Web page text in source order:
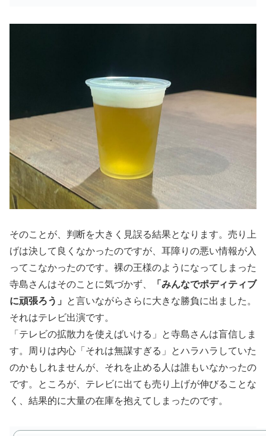
そのことが、判断を大きく見誤る結果となります。売り上
げは決して良くなかったのですが、耳障りの悪い情報が入
ってこなかったのです。裸の王様のようになってしまった
寺島さんはそのことに気づかず、
「みんなでポディティブ
に頑張ろう」
と言いながらさらに大きな勝負に出ました。
それはテレビ出演です。
「テレビの拡散力を使えばいける」と寺島さんは盲信しま
す。周りは内心「それは無謀すぎる」とハラハラしていた
のかもしれませんが、それを止める人は誰もいなかったの
です。ところが、テレビに出ても売り上げが伸びることな
く、結果的に大量の在庫を抱えてしまったのです。